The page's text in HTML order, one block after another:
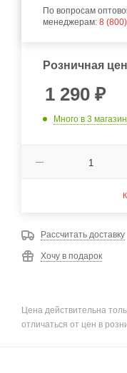
По вопросам
менеджерам: 8
Розничная
1 290 ₽
Много в 3
Рассчитать доставку
Хочу в подарок
Цена действительна
отличаться от цен в